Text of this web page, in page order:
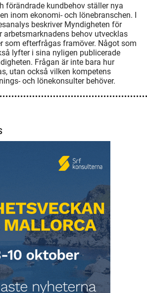
förändrade kundbehov ställer nya
inom ekonomi- och lönebranschen. I
beskriver Myndigheten för
arbetsmarknadens behov utvecklas
som efterfrågas framöver. Något som
lyfter i sina nyligen publicerade
Frågan är inte bara hur
utan också vilken kompetens
och lönekonsulter behöver.